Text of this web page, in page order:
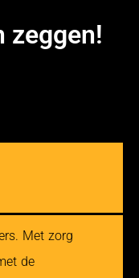
zeggen!
and for my